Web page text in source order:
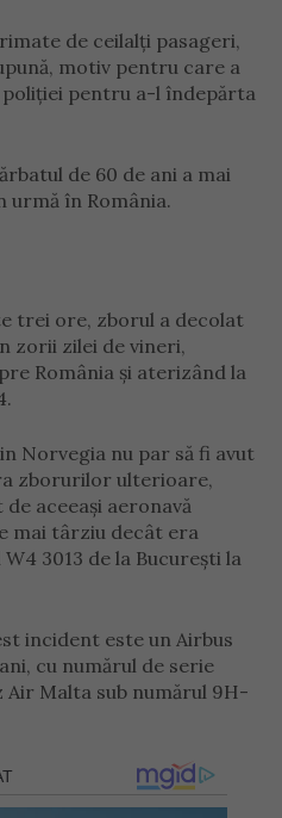
de ceilalți pasageri,
motiv pentru care a
pentru a-l îndepărta
de 60 de ani a mai
urmă în România.
trei ore, zborul a decolat
zorii zilei de vineri,
România și aterizând la
Norvegia nu par să fi avut
zborurilor ulterioare,
aceeași aeronavă
mai târziu decât era
3013 de la București la
incident este un Airbus
cu numărul de serie
Malta sub numărul 9H-